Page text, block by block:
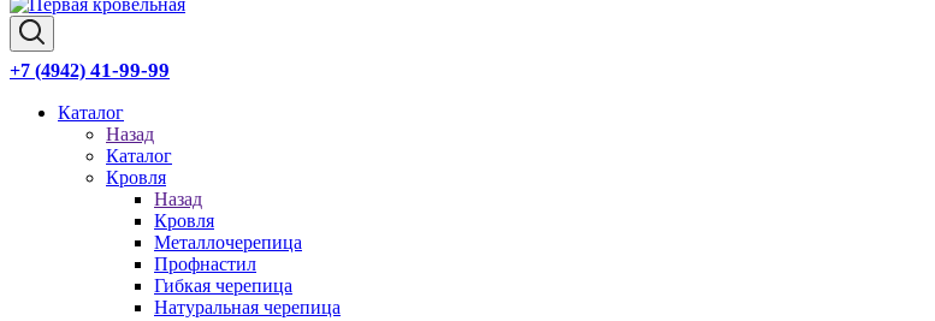
+7 (4942) 41-99-99
Каталог
Назад
Каталог
Кровля
Назад
Кровля
Металлочерепица
Профнастил
Гибкая черепица
Натуральная черепица